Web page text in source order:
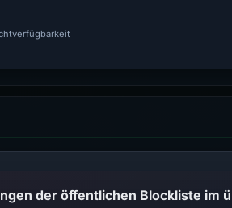
der öffentlichen Blockliste im